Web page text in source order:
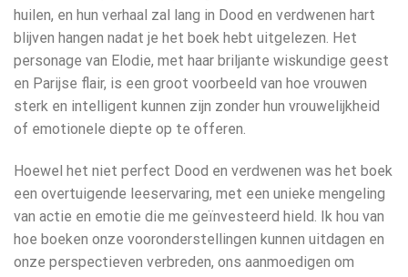
huilen, en hun verhaal zal lang in Dood en verdwenen hart
blijven hangen nadat je het boek hebt uitgelezen. Het
personage van Elodie, met haar briljante wiskundige geest
en Parijse flair, is een groot voorbeeld van hoe vrouwen
sterk en intelligent kunnen zijn zonder hun vrouwelijkheid
of emotionele diepte op te offeren.
Hoewel het niet perfect Dood en verdwenen was het boek
een overtuigende leeservaring, met een unieke mengeling
van actie en emotie die me geïnvesteerd hield. Ik hou van
hoe boeken onze vooronderstellingen kunnen uitdagen en
onze perspectieven verbreden, ons aanmoedigen om